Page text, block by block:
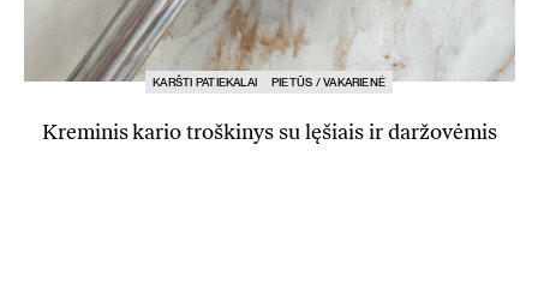
KARŠTI PATIEKALAI PIETŪS / VAKARIENĖ
Kreminis kario troškinys su lęšiais ir daržovėmis